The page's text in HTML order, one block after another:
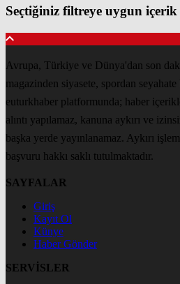
Seçtiğiniz filtreye uygun içerik
Avrupa, Türkiye ve Dünya'dan son
magazinden siyasete, spordan
euturkhaber platformunda; haber
alıntı yapılamaz, kanuna aykırı ve
başka yerde yayınlanamaz. Aykırı
başvuru hakkı saklı tutulmaktadır.
SAYFALAR
Giriş
Kayıt Ol
Künye
Haber Gönder
SERVİSLER